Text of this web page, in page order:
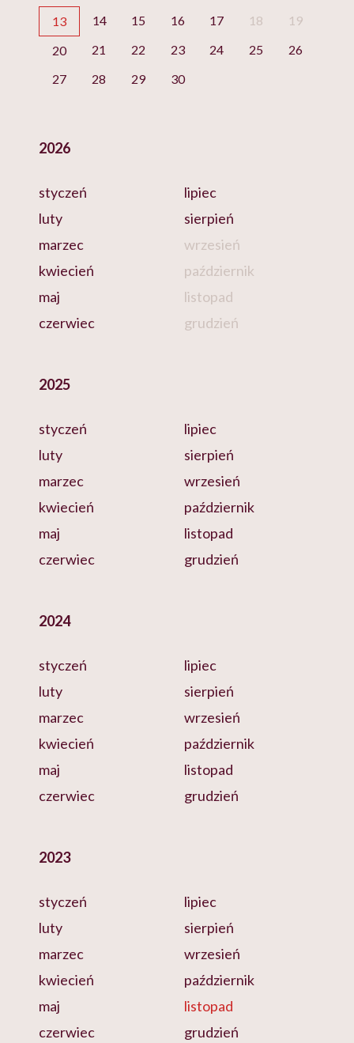
13
14 15 16 17 18
19
20
21 22 23 24 25
26
27
28 29 30
2026
styczeń
luty
marzec
kwiecień
maj
czerwiec
lipiec
sierpień
wrzesień
październik
listopad
grudzień
2025
styczeń
luty
marzec
kwiecień
maj
czerwiec
lipiec
sierpień
wrzesień
październik
listopad
grudzień
2024
styczeń
luty
marzec
kwiecień
maj
czerwiec
lipiec
sierpień
wrzesień
październik
listopad
grudzień
2023
styczeń
luty
marzec
kwiecień
maj
czerwiec
lipiec
sierpień
wrzesień
październik
listopad
grudzień